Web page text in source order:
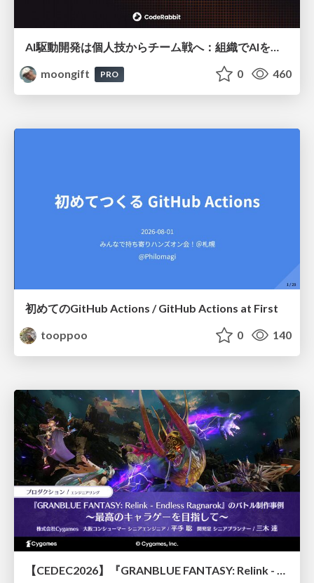
AI駆動開発は個人技からチーム戦へ：組織でAIを使いこなすための実践設計
moongift
PRO 0 460
初めてのGitHub Actions / GitHub Actions at First
tooppoo
0 140